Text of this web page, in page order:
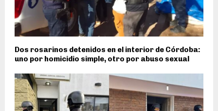
Dos rosarinos detenidos en el interior de Córdoba:
uno por homicidio simple, otro por abuso sexual